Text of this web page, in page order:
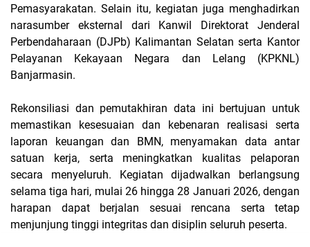
Pemasyarakatan. Selain itu, kegiatan juga menghadirkan
narasumber eksternal dari Kanwil Direktorat Jenderal
Perbendaharaan (DJPb) Kalimantan Selatan serta Kantor
Pelayanan Kekayaan Negara dan Lelang (KPKNL)
Banjarmasin.
Rekonsiliasi dan pemutakhiran data ini bertujuan untuk
memastikan kesesuaian dan kebenaran realisasi serta
laporan keuangan dan BMN, menyamakan data antar
satuan kerja, serta meningkatkan kualitas pelaporan
secara menyeluruh. Kegiatan dijadwalkan berlangsung
selama tiga hari, mulai 26 hingga 28 Januari 2026, dengan
harapan dapat berjalan sesuai rencana serta tetap
menjunjung tinggi integritas dan disiplin seluruh peserta.